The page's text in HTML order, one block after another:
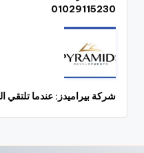
01029115230
شركة بيراميدز: عندما تلتقي